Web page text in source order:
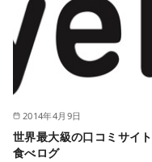
2014年4月9日
世界最大級の口コミサイ
食べログ